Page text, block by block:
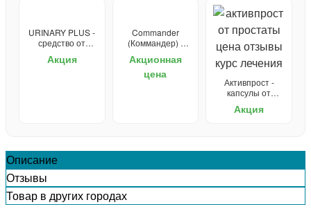
URINARY PLUS -
средство от
Акция
Commander
(Коммандер) -
потенции
Акционная
цена
Активпрост -
капсулы от
Акция
Описание
Отзывы
Товар в других городах